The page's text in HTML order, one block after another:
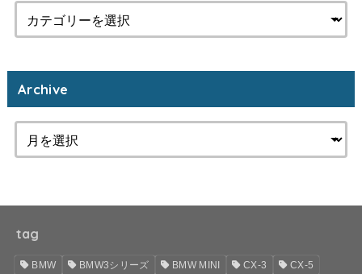
Archive
tag
BMW BMW3シリーズ BMW MINI CX-3
CX-5